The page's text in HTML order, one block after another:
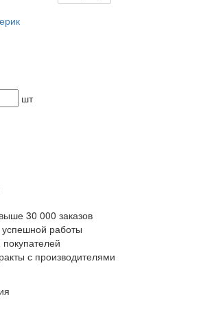
шт
30 000 заказов
работы
с производителями